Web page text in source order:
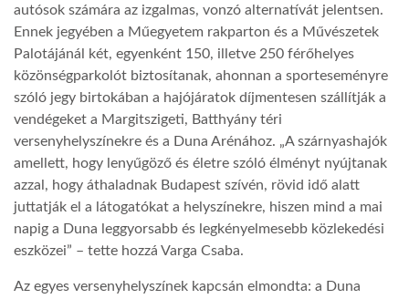
autósok számára az izgalmas, vonzó alternatívát jelentsen.
Ennek jegyében a Műegyetem rakparton és a Művészetek
Palotájánál két, egyenként 150, illetve 250 férőhelyes
közönségparkolót biztosítanak, ahonnan a sporteseményre
szóló jegy birtokában a hajójáratok díjmentesen szállítják a
vendégeket a Margitszigeti, Batthyány téri
versenyhelyszínekre és a Duna Arénához. „A szárnyashajók
amellett, hogy lenyűgöző és életre szóló élményt nyújtanak
azzal, hogy áthaladnak Budapest szívén, rövid idő alatt
juttatják el a látogatókat a helyszínekre, hiszen mind a mai
napig a Duna leggyorsabb és legkényelmesebb közlekedési
eszközei” – tette hozzá Varga Csaba.
Az egyes versenyhelyszínek kapcsán elmondta: a Duna